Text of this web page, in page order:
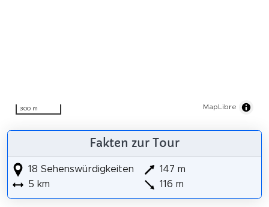
300 m MapLibre
Fakten zur Tour
18 Sehenswürdigkeiten
5 km
147 m
116 m